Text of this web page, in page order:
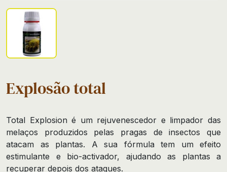
Explosão total
Total Explosion é um rejuvenescedor e limpador das
melaços produzidos pelas pragas de insectos que
atacam as plantas. A sua fórmula tem um efeito
estimulante e bio-activador, ajudando as plantas a
recuperar depois dos ataques.